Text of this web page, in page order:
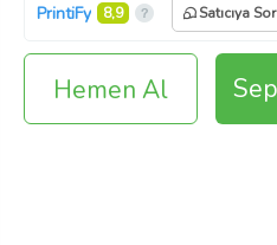
PrintiFy 8,9 Satıcıya Sor
Hemen Al